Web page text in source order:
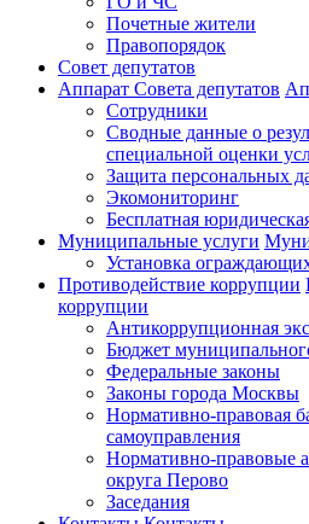
Почетные жители
Правопорядок
Совет депутатов
Аппарат Совета депутатов
Сотрудники
Сводные данные о
специальной оценки
Защита персональных
Экомониторинг
Бесплатная
Муниципальные услуги
Установка
Противодействие коррупции
коррупции
Антикоррупционная
Бюджет
Федеральные законы
Законы города Москвы
Нормативно-правовая
самоуправления
Нормативно-правовые
округа Перово
Заседания